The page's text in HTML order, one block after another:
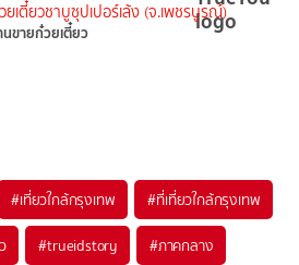
ยเตี๋ยวชาบูซุปเปอร์เล้ง (จ.เพชรบูรณ์)
นขายก๋วยเตี๋ยว
#เที่ยวใกล้กรุงเทพ #ที่เที่ยวใกล้กรุงเทพ
#trueidstory #ภาคกลาง